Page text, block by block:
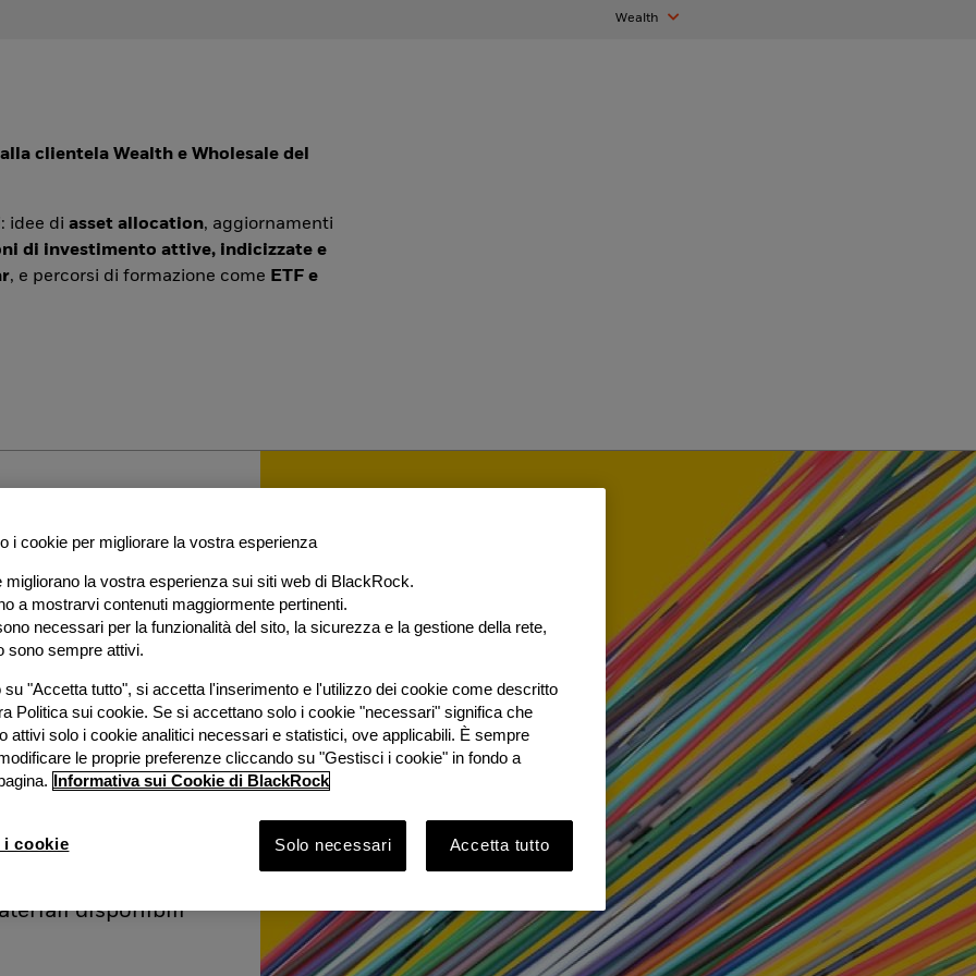
Wealth
alla clientela Wealth e Wholesale del
idee di asset allocation, aggiornamenti
di investimento attive, indicizzate e
, e percorsi di formazione come ETF e
2026 con
e
disponibili
i cookie per migliorare la vostra esperienza
migliorano la vostra esperienza sui siti web di BlackRock.
a mostrarvi contenuti maggiormente pertinenti.
necessari per la funzionalità del sito, la sicurezza e la gestione della rete,
sono sempre attivi.
su "Accetta tutto", si accetta l'inserimento e l'utilizzo dei cookie come descritto
Politica sui cookie. Se si accettano solo i cookie "necessari" significa che
attivi solo i cookie analitici necessari e statistici, ove applicabili. È sempre
le proprie preferenze cliccando su "Gestisci i cookie" in fondo a
Informativa sui Cookie di BlackRock
Solo necessari Accetta tutto
cookie